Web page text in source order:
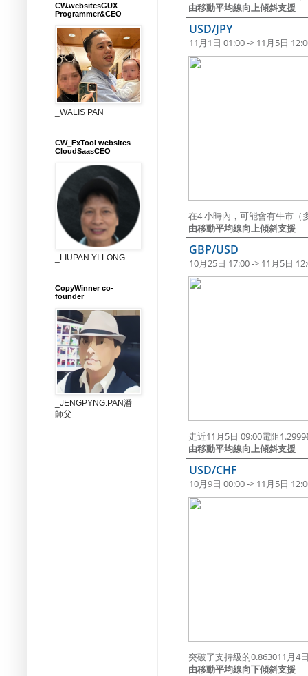
由移動平均線向上傾斜支援
USD/JPY
11月1日 01:00 -> 11月5日
在4 小時內，可能會有牛市（
由移動平均線向上傾斜支援
GBP/USD
10月25日 17:00 -> 11月5日
走近11月5日 09:00電阻
由移動平均線向上傾斜支援
USD/CHF
10月9日 00:00 -> 11月5日
突破了支持級的0.863011月4
由移動平均線向下傾斜支援
CW.websitesGUX
Programmer&CEO
_WALIS PAN
CW_FxTool websites
CloudSaasCEO
_LIUPAN YI-LONG
CopyWinner co-
founder
_JENGPYNG.PAN潘
師父